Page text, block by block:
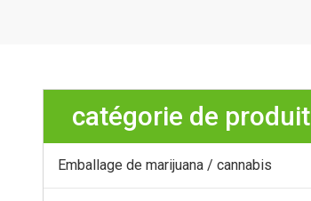
catégorie de produit
Emballage de marijuana / cannabis